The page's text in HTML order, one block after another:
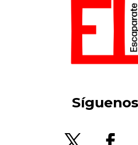
Síguenos